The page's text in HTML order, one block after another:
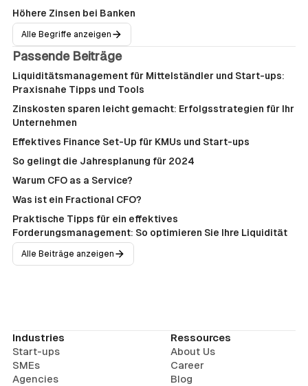
Höhere Zinsen bei Banken
Alle Begriffe anzeigen
Passende Beiträge
Liquiditätsmanagement für Mittelständler und Start-ups:
Praxisnahe Tipps und Tools
Zinskosten sparen leicht gemacht: Erfolgsstrategien für Ihr
Unternehmen
Effektives Finance Set-Up für KMUs und Start-ups
So gelingt die Jahresplanung für 2024
Warum CFO as a Service?
Was ist ein Fractional CFO?
Praktische Tipps für ein effektives
Forderungsmanagement: So optimieren Sie Ihre Liquidität
Alle Beiträge anzeigen
Industries
Start-ups
SMEs
Agencies
Ressources
About Us
Career
Blog